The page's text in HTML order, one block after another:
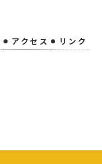
アクセス リンク